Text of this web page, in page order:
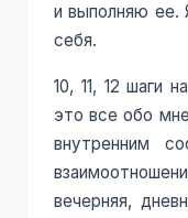
и выполняю ее.
себя.
10, 11, 12 шаги
это все обо
внутренним
вечерняя,